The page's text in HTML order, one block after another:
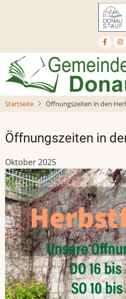
Startseite Öffnungszeiten in den
Öffnungszeiten in
Oktober 2025